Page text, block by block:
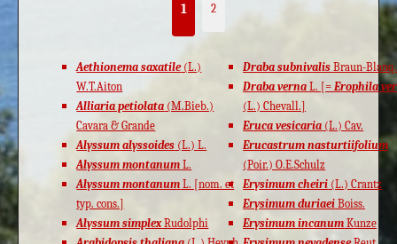
1 2
Aethionema saxatile(L.)
W.T.Aiton
Alliaria petiolata (M.Bieb.)
Cavara & Grande
Alyssum alyssoides (L.) L.
Alyssum montanum L.
Alyssum montanum L. [nom. et
typ. cons.]
Alyssum simplexRudolphi
Draba subnivalis Braun-Blanq.
Draba verna L. [= Erophila
(L.) Chevall.]
Eruca vesicaria (L.) Cav.
Erucastrum nasturtiifolium
(Poir.) O.E.Schulz
Erysimum cheiri (L.) Crantz
Erysimum duriaei Boiss.
Erysimum incanum Kunze